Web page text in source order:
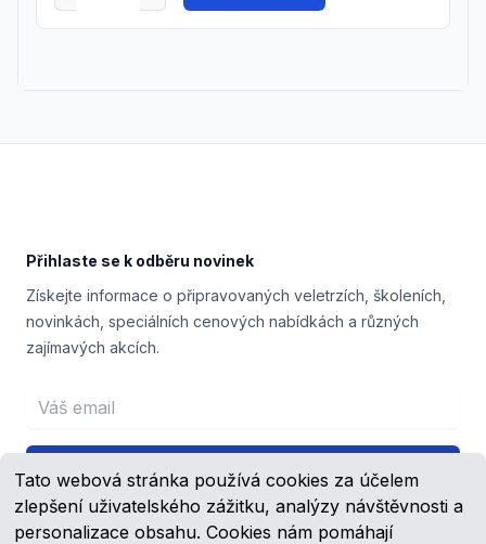
Tato webová stránka používá cookies za účelem
zlepšení uživatelského zážitku, analýzy návštěvnosti a
personalizace obsahu. Cookies nám pomáhají
Přihlaste se k odběru novinek
Získejte informace o připravovaných veletrzích, školeních,
novinkách, speciálních cenových nabídkách a různých
zajímavých akcích.
Email address
Přihlášení